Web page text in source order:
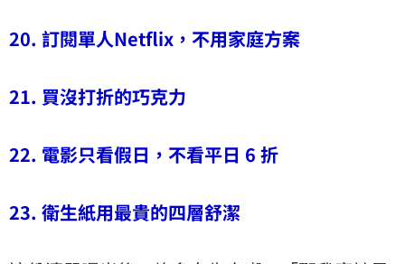
20. 訂閱單人Netflix，不用家庭方案
21. 買沒打折的巧克力
22. 電影只看假日，不看平日 6 折
23. 衛生紙用最貴的四層舒潔